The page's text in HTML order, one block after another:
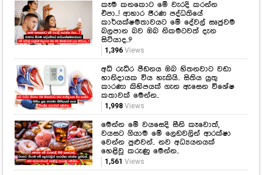
කෑම කනකොට මේ වැරදි කරන්න
එපා...! ආහාර ජීරණ පද්ධතියේ
කාර්යක්ෂමතාවයට මේ දේවල් සෘජුවම
බලපාන බව ඔබ නිකමටවත් දැන
සිටියාද..?
1,396Views
අධි රුධිර පීඩනය ඔබ හිතනවාට වඩා
හානිදායක විය හැකියි.. සිතිය යුතු
කාරණා කිහිපයක් ගැන ඇසෙන විශේෂ
කතාවක් මෙන්න..
1,998Views
මෙන්න මේ වයසෙදි සීනි කෑවොත්,
වයසට ගියාම මේ ලෙඩවලින් ආරක්ෂා
වෙන්න පුළුවන්.. නව අධ්‍යයනයක්
හෙළිවූ කරුණු මෙන්න..
1,561 Views